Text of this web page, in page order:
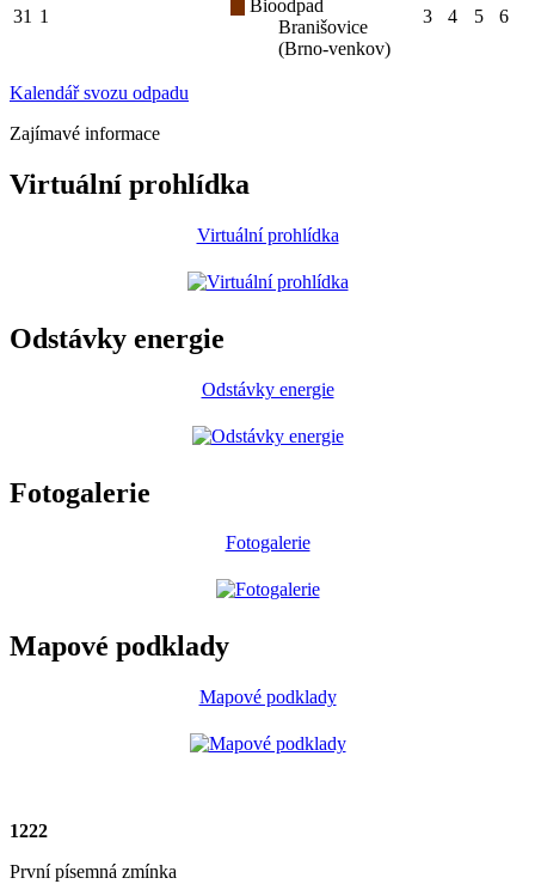
31 1
Bioodpad
Branišovice
(Brno-venkov)
3 4 5 6
Kalendář svozu odpadu
Zajímavé informace
Virtuální prohlídka
Virtuální prohlídka
Odstávky energie
Odstávky energie
Fotogalerie
Fotogalerie
Mapové podklady
Mapové podklady
1222
První písemná zmínka